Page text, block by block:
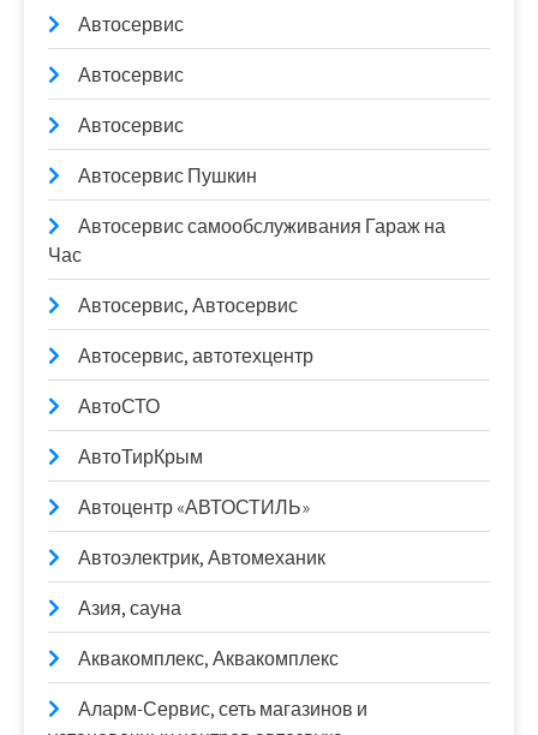
Автосервис
Автосервис
Автосервис
Автосервис Пушкин
Автосервис самообслуживания Гараж на
Час
Автосервис, Автосервис
Автосервис, автотехцентр
АвтоСТО
АвтоТирКрым
Автоцентр «АВТОСТИЛЬ»
Автоэлектрик, Автомеханик
Азия, сауна
Аквакомплекс, Аквакомплекс
Аларм-Сервис, сеть магазинов и